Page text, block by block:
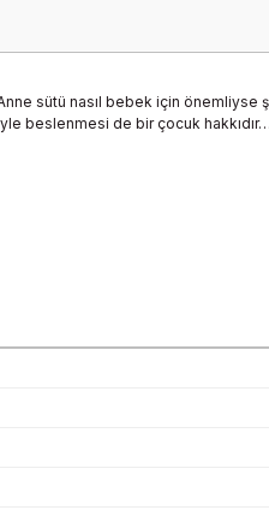
sütü nasıl bebek için önemliyse
beslenmesi de bir çocuk